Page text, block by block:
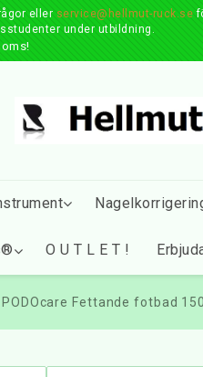
eller service@hellmut-ruck.se
under utbildning.
O U T L E T !
Fettande fotbad